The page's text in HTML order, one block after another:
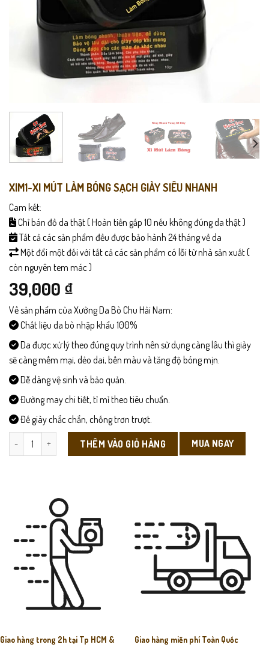
XIM1-XI MÚT LÀM BÓNG SẠCH GIÀY SIÊU NHANH
Cam kết:
Chỉ bán đồ da thật ( Hoàn tiền gấp 10 nếu không đúng da thật )
Tất cả các sản phẩm đều được bảo hành 24 tháng về da
Một đổi một đối với tất cả các sản phẩm có lỗi từ nhà sản xuất (
còn nguyên tem mác )
39,000 ₫
Về sản phẩm của Xưởng Da Bò Chu Hải Nam:
Chất liệu da bò nhập khẩu 100%
Da được xử lý theo đúng quy trình nên sử dụng càng lâu thì giày
sẽ càng mềm mại, dẻo dai, bền màu và tăng độ bóng mịn.
Dễ dàng vệ sinh và bảo quản.
Đường may chi tiết, tỉ mỉ theo tiêu chuẩn.
Đế giày chắc chắn, chống trơn trượt.
XiM1-Xi mút làm bóng sạch giày siêu nhanh số lượng
THÊM VÀO GIỎ HÀNG MUA NGAY
Giao hàng trong 2h tại Tp HCM &
Giao hàng miễn phí Toàn Quốc